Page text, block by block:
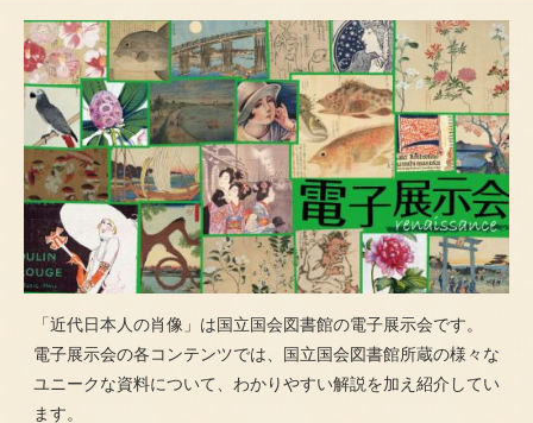
「近代日本人の肖像」は国立国会図書館の電子展示会です。
電子展示会の各コンテンツでは、国立国会図書館所蔵の様々な
ユニークな資料について、わかりやすい解説を加え紹介してい
ます。